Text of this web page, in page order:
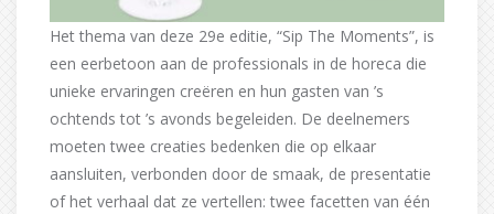
Het thema van deze 29e editie, “Sip The Moments”, is
een eerbetoon aan de professionals in de horeca die
unieke ervaringen creëren en hun gasten van ’s
ochtends tot ’s avonds begeleiden. De deelnemers
moeten twee creaties bedenken die op elkaar
aansluiten, verbonden door de smaak, de presentatie
of het verhaal dat ze vertellen: twee facetten van één